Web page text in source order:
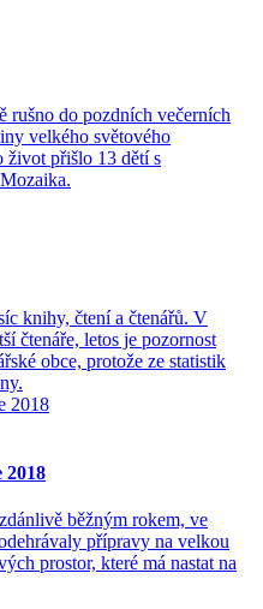
rušno do pozdních večerních
velkého světového
život přišlo 13 dětí s
knihy, čtení a čtenářů. V
čtenáře, letos je pozornost
obce, protože ze statistik
2018
běžným rokem, ve
přípravy na velkou
prostor, které má nastat na